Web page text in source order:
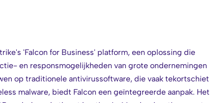
'Falcon for Business' platform, een oplossing die
en responsmogelijkheden van grote ondernemingen
op traditionele antivirussoftware, die vaak tekortschiet
malware, biedt Falcon een geïntegreerde aanpak. Het